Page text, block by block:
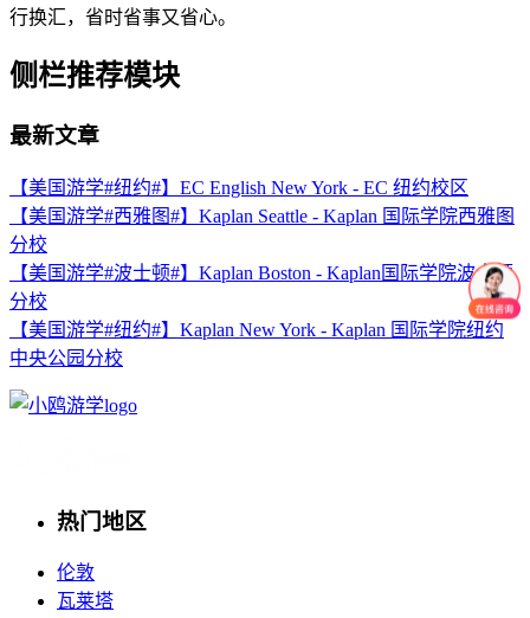
行换汇，省时省事又省心。
侧栏推荐模块
最新文章
【美国游学#纽约#】EC English New York - EC 纽约校区
【美国游学#西雅图#】Kaplan Seattle - Kaplan 国际学院西雅图
分校
【美国游学#波士顿#】Kaplan Boston - Kaplan国际学院波士顿
分校
【美国游学#纽约#】Kaplan New York - Kaplan 国际学院纽约
中央公园分校
热门地区
伦敦
瓦莱塔